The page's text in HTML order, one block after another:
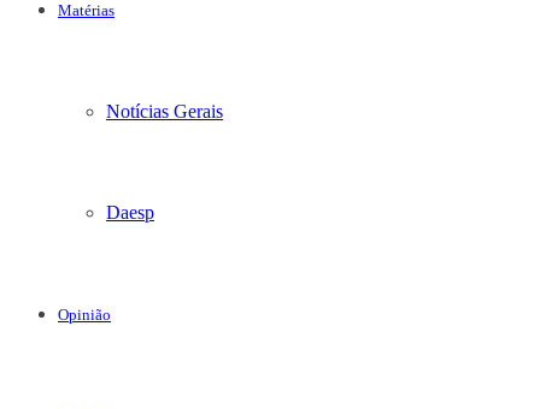
Matérias
Notícias Gerais
Daesp
Opinião